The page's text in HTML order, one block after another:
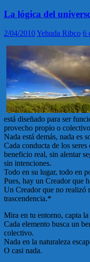
La lógica del
2/04/2010Yehuda Ribco 6
está diseñado para ser
provecho propio o
Nada está demás, nada es
Cada conducta de los
beneficio real, sin alentar
sin intenciones.
Todo en su lugar, todo en
Pues, hay un Creador que
Un Creador que no realizó
trascendencia.*
Mira en tu entorno, capta
Cada elemento busca un
colectivo.
Nada en la naturaleza
O casi nada.